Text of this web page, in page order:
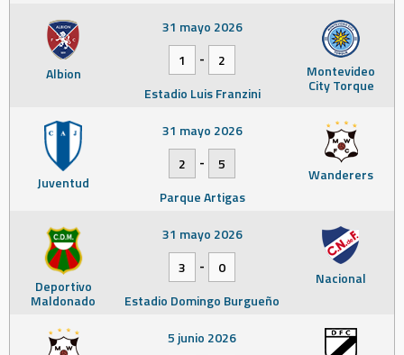
Albion Montevideo
City Torque
31 mayo 2026
1
-
2
Estadio Luis Franzini
Juventud Wanderers
31 mayo 2026
2
-
5
Parque Artigas
Deportivo
Maldonado
Nacional
31 mayo 2026
3
-
0
Estadio Domingo Burgueño
5 junio 2026